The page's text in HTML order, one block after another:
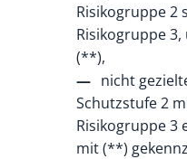
Risikogruppe 2
Risikogruppe
(**),
nicht
Schutzstufe 2
Risikogruppe 3
mit (**)